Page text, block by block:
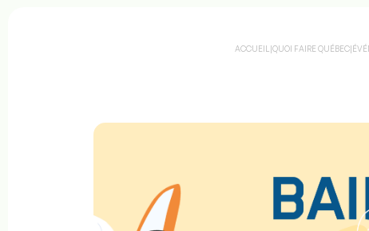
ACCUEIL |QUOI FAIRE QUÉBEC|